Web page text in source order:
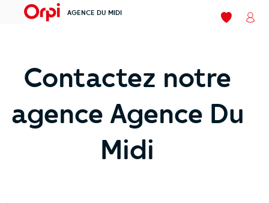
menu AGENCE DU MIDI Mes
Contactez notre
agence Agence Du
Midi